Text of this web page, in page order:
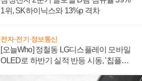
1위, SK하이닉스와 13%p 격차
전자·전기·정보통신
[오늘Who] 정철동 LG디스플레이 모바일
OLED로 하반기 실적 반등 시동, '칩플레